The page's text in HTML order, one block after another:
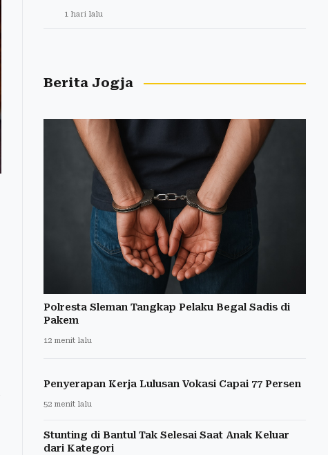
1 hari lalu
Berita Jogja
Polresta Sleman Tangkap Pelaku Begal Sadis di
Pakem
12 menit lalu
Penyerapan Kerja Lulusan Vokasi Capai 77 Persen
52 menit lalu
Stunting di Bantul Tak Selesai Saat Anak Keluar
dari Kategori